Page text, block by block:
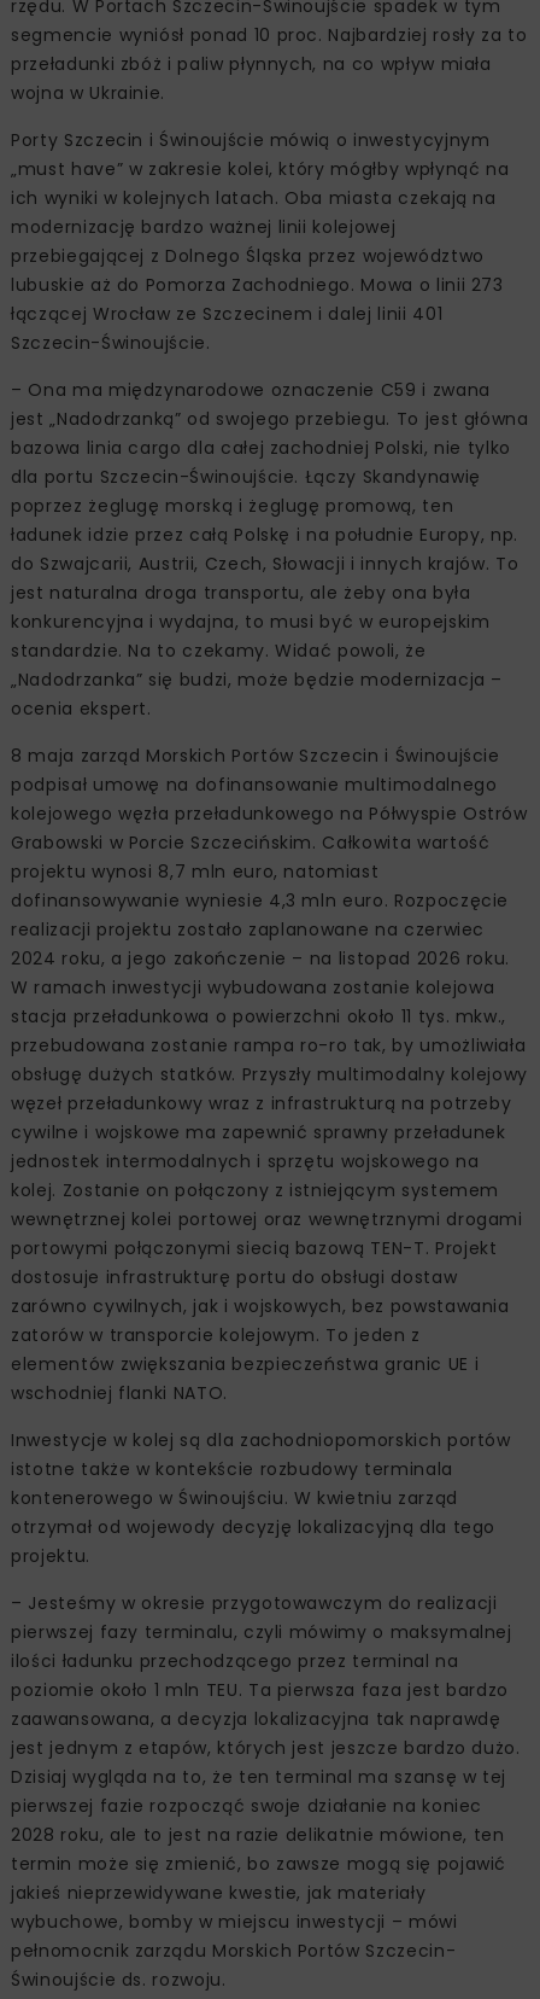
rzędu. W Portach Szczecin-Świnoujście spadek w tym
segmencie wyniósł ponad 10 proc. Najbardziej rosły za to
przeładunki zbóż i paliw płynnych, na co wpływ miała
wojna w Ukrainie.
Porty Szczecin i Świnoujście mówią o inwestycyjnym
„must have” w zakresie kolei, który mógłby wpłynąć na
ich wyniki w kolejnych latach. Oba miasta czekają na
modernizację bardzo ważnej linii kolejowej
przebiegającej z Dolnego Śląska przez województwo
lubuskie aż do Pomorza Zachodniego. Mowa o linii 273
łączącej Wrocław ze Szczecinem i dalej linii 401
Szczecin-Świnoujście.
– Ona ma międzynarodowe oznaczenie C59 i zwana
jest „Nadodrzanką” od swojego przebiegu. To jest główna
bazowa linia cargo dla całej zachodniej Polski, nie tylko
dla portu Szczecin-Świnoujście. Łączy Skandynawię
poprzez żeglugę morską i żeglugę promową, ten
ładunek idzie przez całą Polskę i na południe Europy, np.
do Szwajcarii, Austrii, Czech, Słowacji i innych krajów. To
jest naturalna droga transportu, ale żeby ona była
konkurencyjna i wydajna, to musi być w europejskim
standardzie. Na to czekamy. Widać powoli, że
„Nadodrzanka” się budzi, może będzie modernizacja –
ocenia ekspert.
8 maja zarząd Morskich Portów Szczecin i Świnoujście
podpisał umowę na dofinansowanie multimodalnego
kolejowego węzła przeładunkowego na Półwyspie Ostrów
Grabowski w Porcie Szczecińskim. Całkowita wartość
projektu wynosi 8,7 mln euro, natomiast
dofinansowywanie wyniesie 4,3 mln euro. Rozpoczęcie
realizacji projektu zostało zaplanowane na czerwiec
2024 roku, a jego zakończenie – na listopad 2026 roku.
W ramach inwestycji wybudowana zostanie kolejowa
stacja przeładunkowa o powierzchni około 11 tys. mkw.,
przebudowana zostanie rampa ro-ro tak, by umożliwiała
obsługę dużych statków. Przyszły multimodalny kolejowy
węzeł przeładunkowy wraz z infrastrukturą na potrzeby
cywilne i wojskowe ma zapewnić sprawny przeładunek
jednostek intermodalnych i sprzętu wojskowego na
kolej. Zostanie on połączony z istniejącym systemem
wewnętrznej kolei portowej oraz wewnętrznymi drogami
portowymi połączonymi siecią bazową TEN-T. Projekt
dostosuje infrastrukturę portu do obsługi dostaw
zarówno cywilnych, jak i wojskowych, bez powstawania
zatorów w transporcie kolejowym. To jeden z
elementów zwiększania bezpieczeństwa granic UE i
wschodniej flanki NATO.
Inwestycje w kolej są dla zachodniopomorskich portów
istotne także w kontekście rozbudowy terminala
kontenerowego w Świnoujściu. W kwietniu zarząd
otrzymał od wojewody decyzję lokalizacyjną dla tego
projektu.
– Jesteśmy w okresie przygotowawczym do realizacji
pierwszej fazy terminalu, czyli mówimy o maksymalnej
ilości ładunku przechodzącego przez terminal na
poziomie około 1 mln TEU. Ta pierwsza faza jest bardzo
zaawansowana, a decyzja lokalizacyjna tak naprawdę
jest jednym z etapów, których jest jeszcze bardzo dużo.
Dzisiaj wygląda na to, że ten terminal ma szansę w tej
pierwszej fazie rozpocząć swoje działanie na koniec
2028 roku, ale to jest na razie delikatnie mówione, ten
termin może się zmienić, bo zawsze mogą się pojawić
jakieś nieprzewidywane kwestie, jak materiały
wybuchowe, bomby w miejscu inwestycji – mówi
pełnomocnik zarządu Morskich Portów Szczecin-
Świnoujście ds. rozwoju.